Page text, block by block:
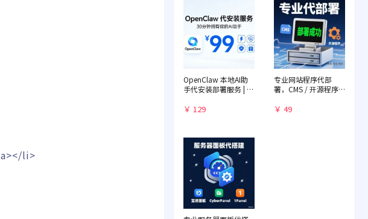
li>
OpenClaw 本地AI助
手代安装部署服务 | 远
门教程
￥ 129
专业网站程序代部
署，CMS / 开源程序
￥ 49